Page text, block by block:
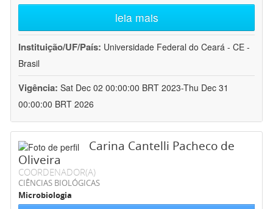
leia mais
Instituição/UF/País: Universidade Federal do Ceará - CE -
Brasil
Vigência: Sat Dec 02 00:00:00 BRT 2023-Thu Dec 31
00:00:00 BRT 2026
Carina Cantelli Pacheco de
Oliveira
COORDENADOR(A)
CIÊNCIAS BIOLÓGICAS
Microbiologia